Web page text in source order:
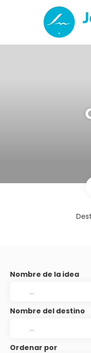
Nombre de la idea
Nombre del destino
Ordenar por